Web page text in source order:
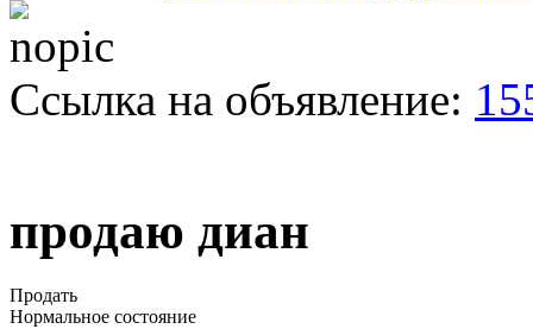
Ссылка на объявление:
продаю диан
Продать
Нормальное состояние